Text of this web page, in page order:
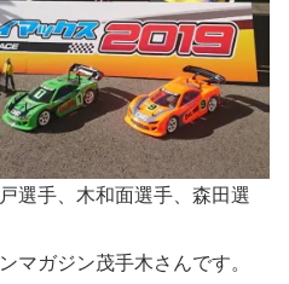
選手、木和面選手、森田選
マガジン茂手木さんです。